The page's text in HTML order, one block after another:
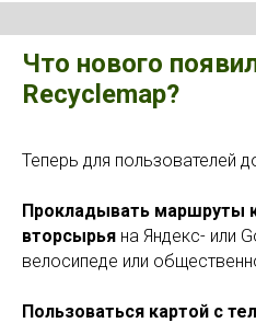
Что нового
Recyclemap?
Теперь для пользователей
Прокладывать маршруты
вторсырья на Яндекс- или
велосипеде или
Пользоваться картой с